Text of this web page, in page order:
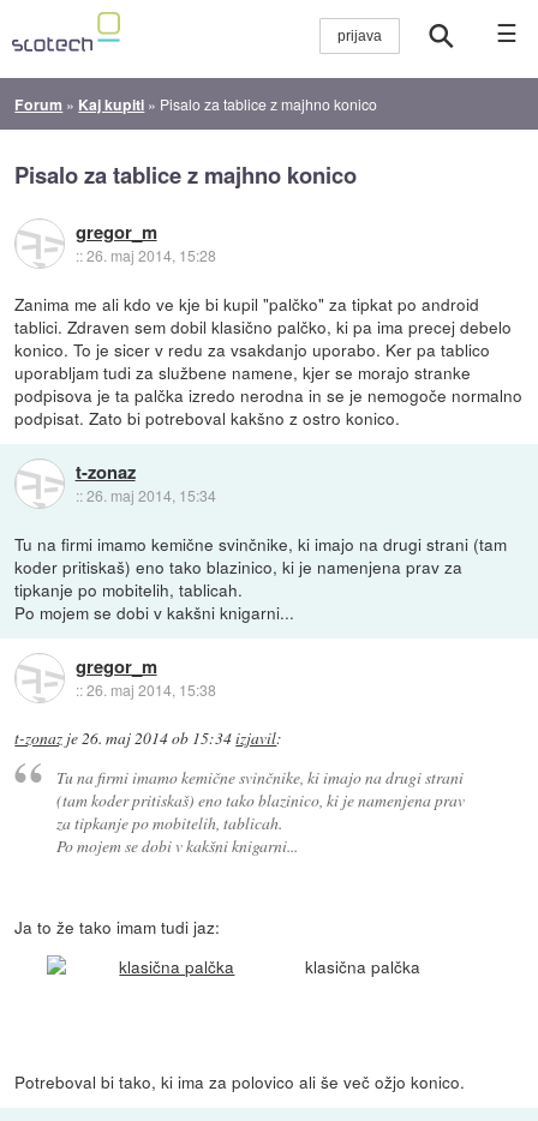
☰
Forum » Kaj kupiti » Pisalo za tablice z majhno konico
Pisalo za tablice z majhno konico
gregor_m
::26. maj 2014, 15:28
Zanima me ali kdo ve kje bi kupil "palčko" za tipkat po android
tablici. Zdraven sem dobil klasično palčko, ki pa ima precej debelo
konico. To je sicer v redu za vsakdanjo uporabo. Ker pa tablico
uporabljam tudi za službene namene, kjer se morajo stranke
podpisova je ta palčka izredo nerodna in se je nemogoče normalno
podpisat. Zato bi potreboval kakšno z ostro konico.
t-zonaz
::26. maj 2014, 15:34
Tu na firmi imamo kemične svinčnike, ki imajo na drugi strani (tam
koder pritiskaš) eno tako blazinico, ki je namenjena prav za
tipkanje po mobitelih, tablicah.
Po mojem se dobi v kakšni knigarni...
gregor_m
::26. maj 2014, 15:38
t-zonaz je26. maj 2014 ob 15:34izjavil:
Tu na firmi imamo kemične svinčnike, ki imajo na drugi strani
(tam koder pritiskaš) eno tako blazinico, ki je namenjena prav
za tipkanje po mobitelih, tablicah.
Po mojem se dobi v kakšni knigarni...
Ja to že tako imam tudi jaz:
klasična palčka
Potreboval bi tako, ki ima za polovico ali še več ožjo konico.